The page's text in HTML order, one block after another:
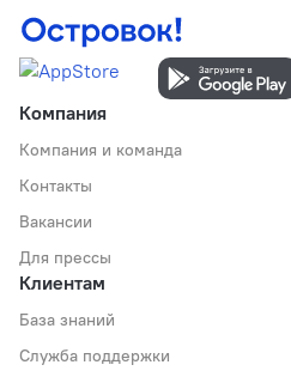
Компания
Компания и команда
Контакты
Вакансии
Для прессы
Клиентам
База знаний
Служба поддержки